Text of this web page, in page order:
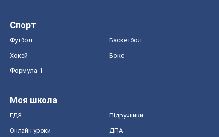
Спорт
Футбол Баскетбол
Хокей Бокс
Формула-1
Моя школа
ГДЗ Підручники
Онлайн уроки ДПА